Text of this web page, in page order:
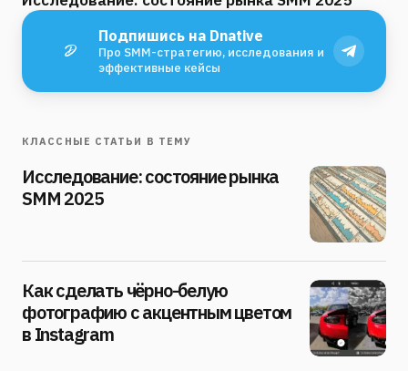
Подпишись на Dnative
Про SMM-стратегию, исследования и
эффективные кейсы
КЛАССНЫЕ СТАТЬИ В ТЕМУ
Исследование: состояние рынка
SMM 2025
Как сделать чёрно-белую
фотографию с акцентным цветом
в Instagram